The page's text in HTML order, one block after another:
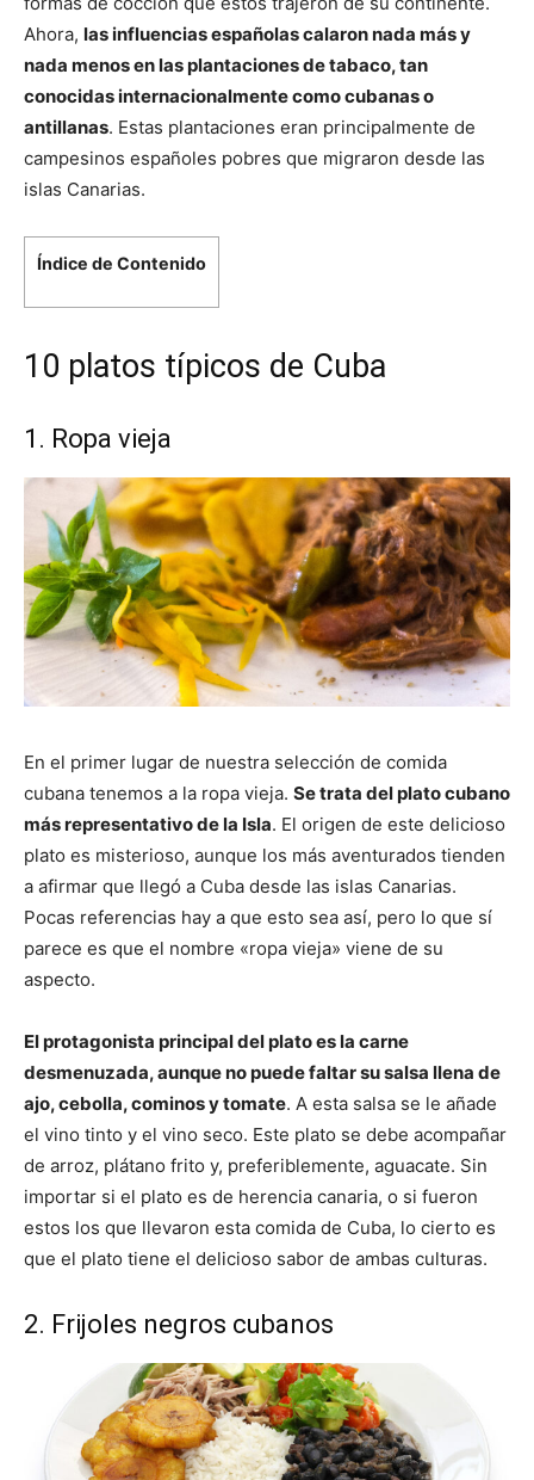
Ahora, las influencias españolas calaron nada más y
nada menos en las plantaciones de tabaco, tan
conocidas internacionalmente como cubanas o
antillanas. Estas plantaciones eran principalmente de
campesinos españoles pobres que migraron desde las
islas Canarias.
Índice de Contenido
10 platos típicos de Cuba
1. Ropa vieja
En el primer lugar de nuestra selección de comida
cubana tenemos a la ropa vieja. Se trata del plato cubano
más representativo de la Isla. El origen de este delicioso
plato es misterioso, aunque los más aventurados tienden
a afirmar que llegó a Cuba desde las islas Canarias.
Pocas referencias hay a que esto sea así, pero lo que sí
parece es que el nombre «ropa vieja» viene de su
aspecto.
El protagonista principal del plato es la carne
desmenuzada, aunque no puede faltar su salsa llena de
ajo, cebolla, cominos y tomate. A esta salsa se le añade
el vino tinto y el vino seco. Este plato se debe acompañar
de arroz, plátano frito y, preferiblemente, aguacate. Sin
importar si el plato es de herencia canaria, o si fueron
estos los que llevaron esta comida de Cuba, lo cierto es
que el plato tiene el delicioso sabor de ambas culturas.
2. Frijoles negros cubanos